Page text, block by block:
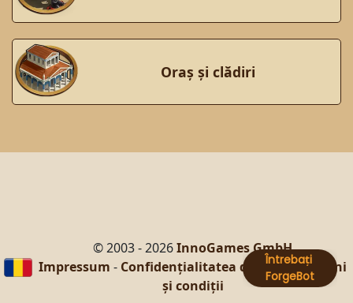
Oraș și clădiri
© 2003 - 2026InnoGames GmbH
Impressum - Confidențialitatea datelor-Termeni
și condiții